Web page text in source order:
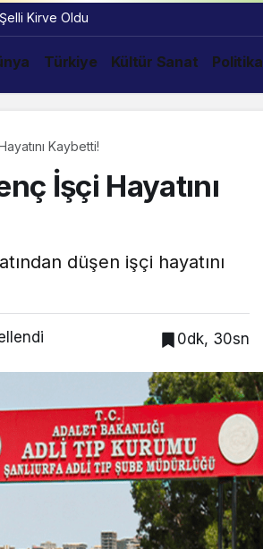
Kirve Oldu
Türkiye Kültür Sanat Politika
Kaybetti!
İşçi Hayatını
düşen işçi hayatını
0dk, 30sn